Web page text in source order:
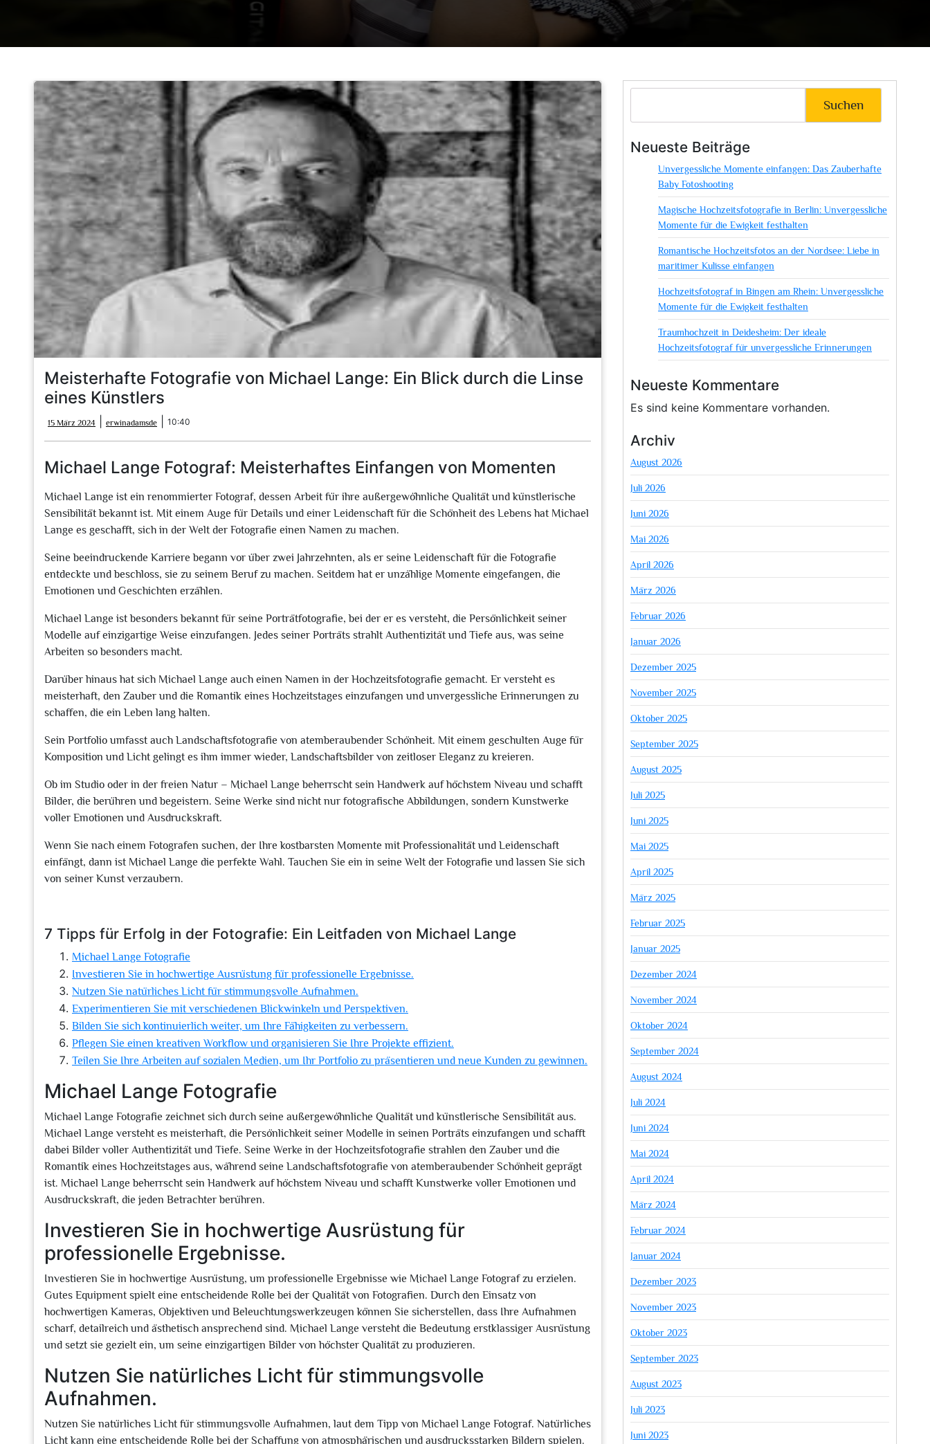
Meisterhafte Fotografie von Michael Lange: Ein Blick durch die Linse
eines Künstlers
15 März 2024
März
2024
erwinadamsde erwinadamsde
10:40
Michael Lange Fotograf: Meisterhaftes Einfangen von Momenten
Michael Lange ist ein renommierter Fotograf, dessen Arbeit für ihre außergewöhnliche Qualität und künstlerische
Sensibilität bekannt ist. Mit einem Auge für Details und einer Leidenschaft für die Schönheit des Lebens hat Michael
Lange es geschafft, sich in der Welt der Fotografie einen Namen zu machen.
Seine beeindruckende Karriere begann vor über zwei Jahrzehnten, als er seine Leidenschaft für die Fotografie
entdeckte und beschloss, sie zu seinem Beruf zu machen. Seitdem hat er unzählige Momente eingefangen, die
Emotionen und Geschichten erzählen.
Michael Lange ist besonders bekannt für seine Porträtfotografie, bei der er es versteht, die Persönlichkeit seiner
Modelle auf einzigartige Weise einzufangen. Jedes seiner Porträts strahlt Authentizität und Tiefe aus, was seine
Arbeiten so besonders macht.
Darüber hinaus hat sich Michael Lange auch einen Namen in der Hochzeitsfotografie gemacht. Er versteht es
meisterhaft, den Zauber und die Romantik eines Hochzeitstages einzufangen und unvergessliche Erinnerungen zu
schaffen, die ein Leben lang halten.
Sein Portfolio umfasst auch Landschaftsfotografie von atemberaubender Schönheit. Mit einem geschulten Auge für
Komposition und Licht gelingt es ihm immer wieder, Landschaftsbilder von zeitloser Eleganz zu kreieren.
Ob im Studio oder in der freien Natur – Michael Lange beherrscht sein Handwerk auf höchstem Niveau und schafft
Bilder, die berühren und begeistern. Seine Werke sind nicht nur fotografische Abbildungen, sondern Kunstwerke
voller Emotionen und Ausdruckskraft.
Wenn Sie nach einem Fotografen suchen, der Ihre kostbarsten Momente mit Professionalität und Leidenschaft
einfängt, dann ist Michael Lange die perfekte Wahl. Tauchen Sie ein in seine Welt der Fotografie und lassen Sie sich
von seiner Kunst verzaubern.
7 Tipps für Erfolg in der Fotografie: Ein Leitfaden von Michael Lange
Michael Lange Fotografie
Investieren Sie in hochwertige Ausrüstung für professionelle Ergebnisse.
Nutzen Sie natürliches Licht für stimmungsvolle Aufnahmen.
Experimentieren Sie mit verschiedenen Blickwinkeln und Perspektiven.
Bilden Sie sich kontinuierlich weiter, um Ihre Fähigkeiten zu verbessern.
Pflegen Sie einen kreativen Workflow und organisieren Sie Ihre Projekte effizient.
Teilen Sie Ihre Arbeiten auf sozialen Medien, um Ihr Portfolio zu präsentieren und neue Kunden zu gewinnen.
Michael Lange Fotografie
Michael Lange Fotografie zeichnet sich durch seine außergewöhnliche Qualität und künstlerische Sensibilität aus.
Michael Lange versteht es meisterhaft, die Persönlichkeit seiner Modelle in seinen Porträts einzufangen und schafft
dabei Bilder voller Authentizität und Tiefe. Seine Werke in der Hochzeitsfotografie strahlen den Zauber und die
Romantik eines Hochzeitstages aus, während seine Landschaftsfotografie von atemberaubender Schönheit geprägt
ist. Michael Lange beherrscht sein Handwerk auf höchstem Niveau und schafft Kunstwerke voller Emotionen und
Ausdruckskraft, die jeden Betrachter berühren.
Investieren Sie in hochwertige Ausrüstung für
professionelle Ergebnisse.
Investieren Sie in hochwertige Ausrüstung, um professionelle Ergebnisse wie Michael Lange Fotograf zu erzielen.
Gutes Equipment spielt eine entscheidende Rolle bei der Qualität von Fotografien. Durch den Einsatz von
hochwertigen Kameras, Objektiven und Beleuchtungswerkzeugen können Sie sicherstellen, dass Ihre Aufnahmen
scharf, detailreich und ästhetisch ansprechend sind. Michael Lange versteht die Bedeutung erstklassiger Ausrüstung
und setzt sie gezielt ein, um seine einzigartigen Bilder von höchster Qualität zu produzieren.
Nutzen Sie natürliches Licht für stimmungsvolle
Aufnahmen.
Nutzen Sie natürliches Licht für stimmungsvolle Aufnahmen, laut dem Tipp von Michael Lange Fotograf. Natürliches
Licht kann eine entscheidende Rolle bei der Schaffung von atmosphärischen und ausdrucksstarken Bildern spielen.
Suchen
Neueste Beiträge
Unvergessliche Momente einfangen: Das Zauberhafte
Baby Fotoshooting
Magische Hochzeitsfotografie in Berlin: Unvergessliche
Momente für die Ewigkeit festhalten
Romantische Hochzeitsfotos an der Nordsee: Liebe in
maritimer Kulisse einfangen
Hochzeitsfotograf in Bingen am Rhein: Unvergessliche
Momente für die Ewigkeit festhalten
Traumhochzeit in Deidesheim: Der ideale
Hochzeitsfotograf für unvergessliche Erinnerungen
Neueste Kommentare
Es sind keine Kommentare vorhanden.
Archiv
August 2026
Juli 2026
Juni 2026
Mai 2026
April 2026
März 2026
Februar 2026
Januar 2026
Dezember 2025
November 2025
Oktober 2025
September 2025
August 2025
Juli 2025
Juni 2025
Mai 2025
April 2025
März 2025
Februar 2025
Januar 2025
Dezember 2024
November 2024
Oktober 2024
September 2024
August 2024
Juli 2024
Juni 2024
Mai 2024
April 2024
März 2024
Februar 2024
Januar 2024
Dezember 2023
November 2023
Oktober 2023
September 2023
August 2023
Juli 2023
Juni 2023